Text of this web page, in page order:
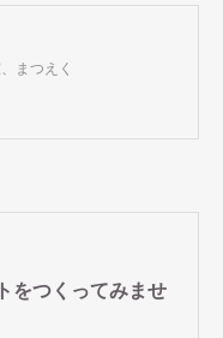
まつえく
をつくってみませ